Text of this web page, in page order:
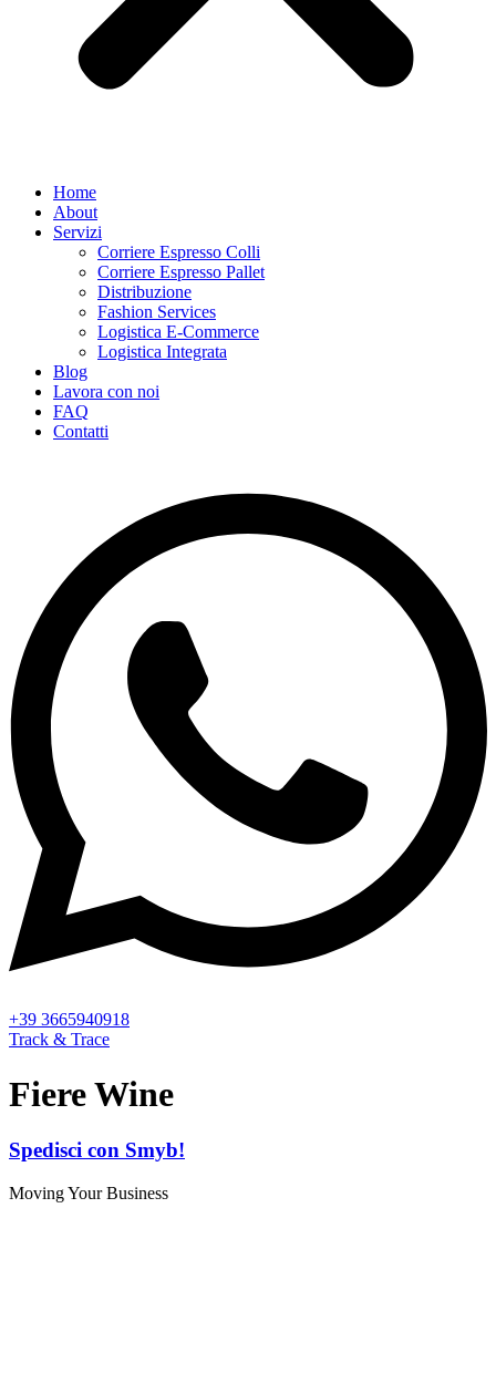
Home
About
Servizi
Corriere Espresso Colli
Corriere Espresso Pallet
Distribuzione
Fashion Services
Logistica E-Commerce
Logistica Integrata
Blog
Lavora con noi
FAQ
Contatti
+39 3665940918
Track & Trace
Fiere Wine
Spedisci con Smyb!
Moving Your Business